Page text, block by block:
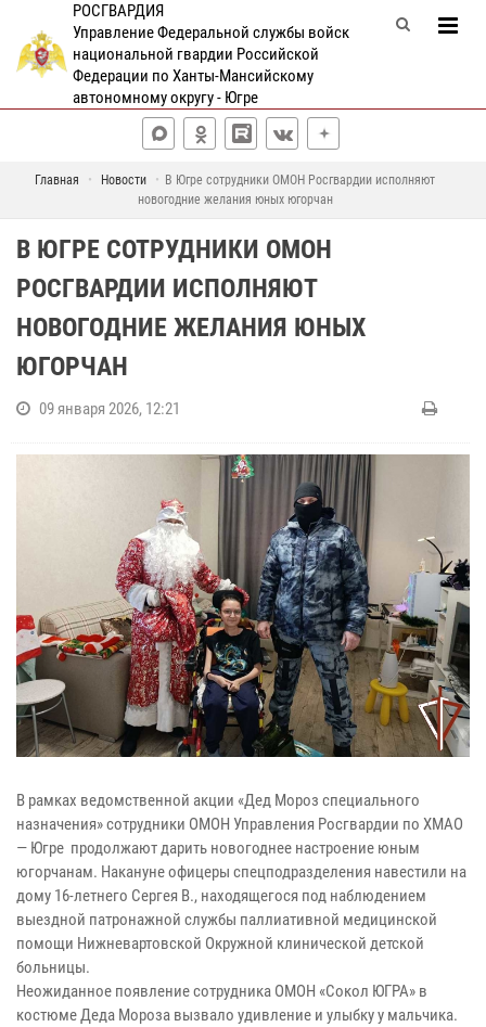
РОСГВАРДИЯ
Управление Федеральной службы войск
национальной гвардии Российской
Федерации по Ханты-Мансийскому
автономному округу - Югре
Главная Новости
В Югре сотрудники ОМОН Росгвардии исполняют
новогодние желания юных югорчан
В ЮГРЕ СОТРУДНИКИ ОМОН
РОСГВАРДИИ ИСПОЛНЯЮТ
НОВОГОДНИЕ ЖЕЛАНИЯ ЮНЫХ
ЮГОРЧАН
09 января 2026, 12:21
В рамках ведомственной акции «Дед Мороз специального
назначения» сотрудники ОМОН Управления Росгвардии по ХМАО
— Югре продолжают дарить новогоднее настроение юным
югорчанам. Накануне офицеры спецподразделения навестили на
дому 16-летнего Сергея В., находящегося под наблюдением
выездной патронажной службы паллиативной медицинской
помощи Нижневартовской Окружной клинической детской
больницы.
Неожиданное появление сотрудника ОМОН «Сокол ЮГРА» в
костюме Деда Мороза вызвало удивление и улыбку у мальчика.